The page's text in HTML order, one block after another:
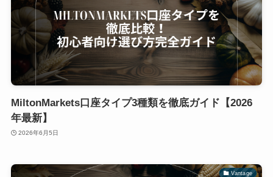
MiltonMarkets口座タイプ3種類を徹底ガイド【2026
年最新】
2026年6月5日
Vantage